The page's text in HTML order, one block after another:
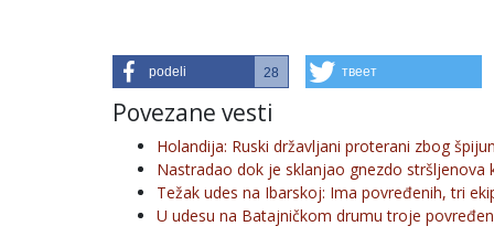
podeli 28 твеет
Povezane vesti
Holandija: Ruski državljani proterani zbog
Nastradao dok je sklanjao gnezdo stršljenova
Težak udes na Ibarskoj: Ima povređenih, tri
U udesu na Batajničkom drumu troje